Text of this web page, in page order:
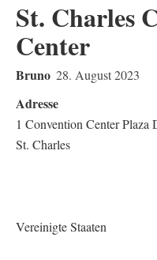
St. Charles
Center
Bruno 28. August 2023
Adresse
1 Convention Center Plaza
St. Charles
Vereinigte Staaten